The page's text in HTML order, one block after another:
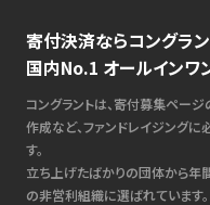
寄付決済ならコングラ
国内No.1 オールインワ
コングラントは、寄付募集ペー
作成など、ファンドレイジング
す。
立ち上げたばかりの団体から年
の非営利組織に選ばれています。